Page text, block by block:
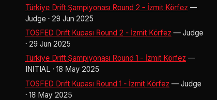
Türkiye Drift Şampiyonası Round 2 - İzmit Körfez —
Judge · 29 Jun 2025
TOSFED Drift Kupası Round 2 - İzmit Körfez — Judge
· 29 Jun 2025
Türkiye Drift Şampiyonası Round 1 - İzmit Körfez —
INITIAL · 18 May 2025
TOSFED Drift Kupası Round 1 - İzmit Körfez — Judge
· 18 May 2025